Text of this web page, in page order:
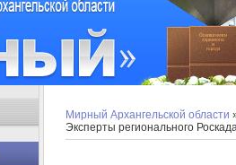
Мирный Архангельской области
Эксперты регионального